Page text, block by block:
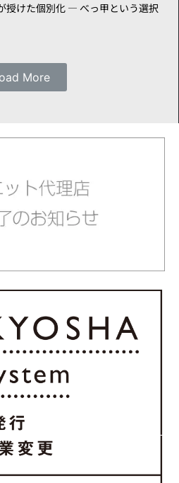
授けた個別化 ― べっ甲という選択
More